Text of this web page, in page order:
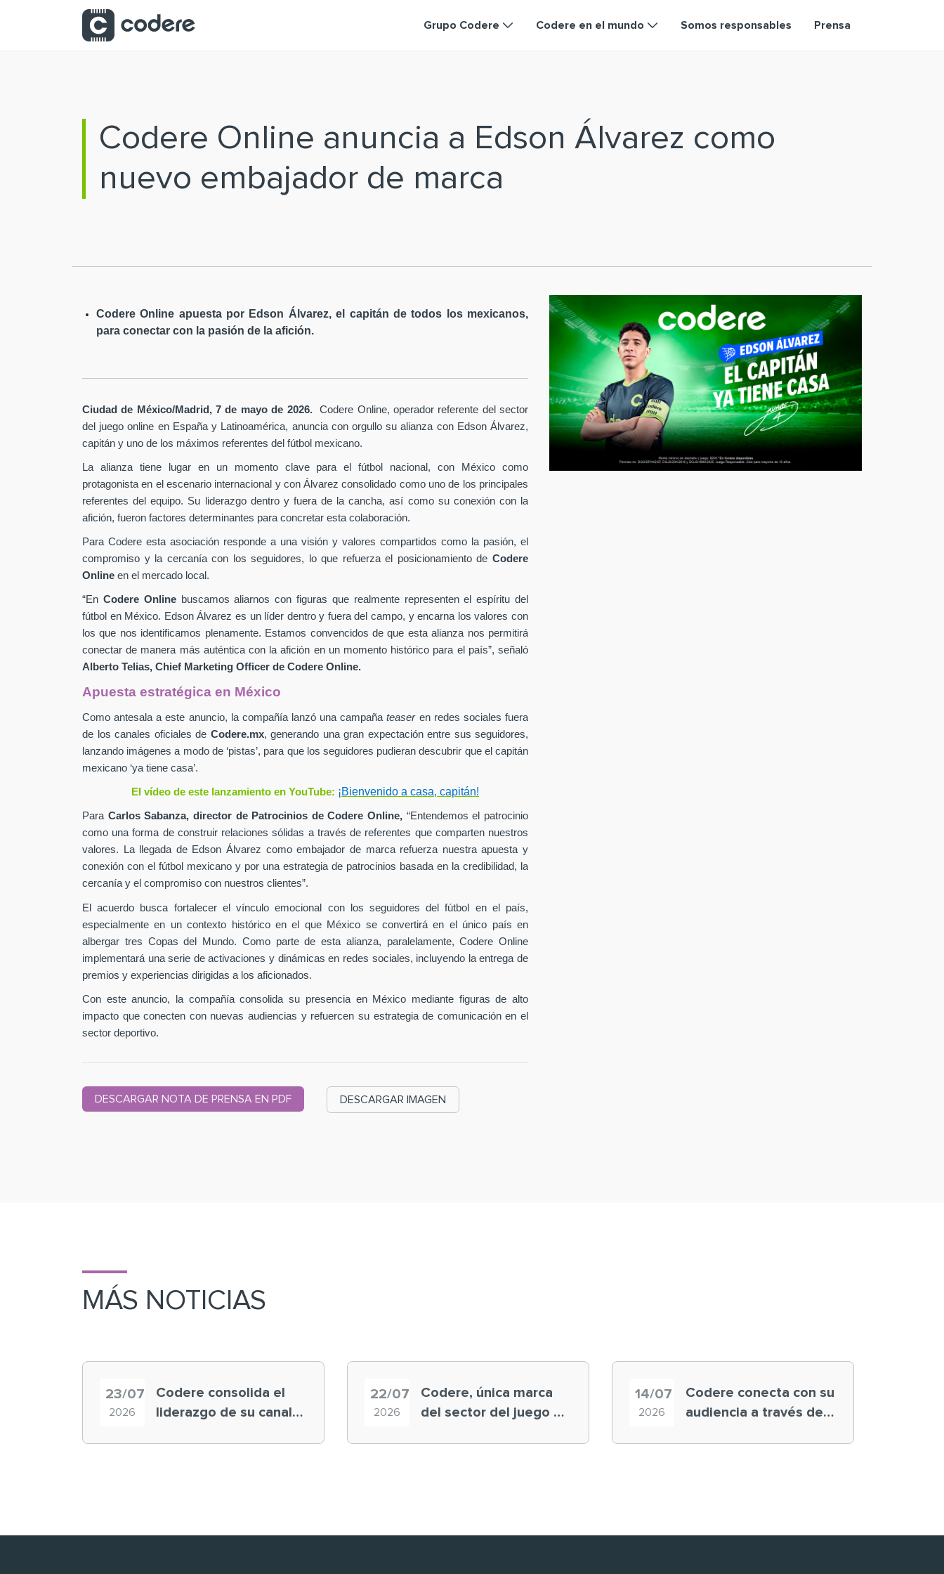
Saltar al contenido principal
Grupo Codere Codere en el mundo Somos responsables Prensa
Codere Online anuncia a Edson Álvarez como
nuevo embajador de marca
Codere Online apuesta por Edson Álvarez, el capitán de todos los mexicanos,
para conectar con la pasión de la afición.
Ciudad de México/Madrid, 7 de mayo de 2026.Codere Online, operador referente del sector
del juego online en España y Latinoamérica, anuncia con orgullo su alianza con Edson Álvarez,
capitán y uno de los máximos referentes del fútbol mexicano.
La alianza tiene lugar en un momento clave para el fútbol nacional, con México como
protagonista en el escenario internacional y con Álvarez consolidado como uno de los principales
referentes del equipo. Su liderazgo dentro y fuera de la cancha, así como su conexión con la
afición, fueron factores determinantes para concretar esta colaboración.
Para Codere esta asociación responde a una visión y valores compartidos como la pasión, el
compromiso y la cercanía con los seguidores, lo que refuerza el posicionamiento de Codere
Online en el mercado local.
“En Codere Onlinebuscamos aliarnos con figuras que realmente representen el espíritu del
fútbol en México. Edson Álvarez es un líder dentro y fuera del campo, y encarna los valores con
los que nos identificamos plenamente. Estamos convencidos de que esta alianza nos permitirá
conectar de manera más auténtica con la afición en un momento histórico para el país”, señaló
Alberto Telias, Chief Marketing Officer de Codere Online.
Apuesta estratégica en México
Como antesala a este anuncio, la compañía lanzó una campañateaseren redes sociales fuera
de los canales oficiales de Codere.mx, generando una gran expectación entre sus seguidores,
lanzando imágenes a modo de ‘pistas’, para que los seguidores pudieran descubrir que el capitán
mexicano ‘ya tiene casa’.
El vídeo de este lanzamiento en YouTube: ¡Bienvenido a casa, capitán!
Para Carlos Sabanza, director de Patrocinios de Codere Online, “Entendemos el patrocinio
como una forma de construir relaciones sólidas a través de referentes que comparten nuestros
valores. La llegada de Edson Álvarez como embajador de marca refuerza nuestra apuesta y
conexión con el fútbol mexicano y por una estrategia de patrocinios basada en la credibilidad, la
cercanía y el compromiso con nuestros clientes”.
El acuerdo busca fortalecer el vínculo emocional con los seguidores del fútbol en el país,
especialmente en un contexto histórico en el que México se convertirá en el único país en
albergar tres Copas del Mundo. Como parte de esta alianza, paralelamente, Codere Online
implementará una serie de activaciones y dinámicas en redes sociales, incluyendo la entrega de
premios y experiencias dirigidas a los aficionados.
Con este anuncio, la compañía consolida su presencia en México mediante figuras de alto
impacto que conecten con nuevas audiencias y refuercen su estrategia de comunicación en el
sector deportivo.
DESCARGAR NOTA DE PRENSA EN PDF DESCARGAR IMAGEN
MÁS NOTICIAS
23/07
2026
Codere consolida el
liderazgo de su canal
22/07
2026
Codere, única marca
del sector del juego en
14/07
2026
Codere conecta con su
audiencia a través de